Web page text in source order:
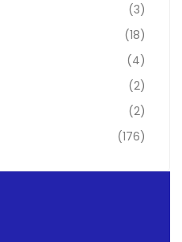
(3)
(18)
(4)
(2)
(2)
(176)